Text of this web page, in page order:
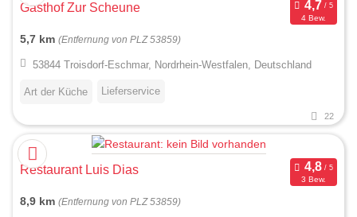
Gasthof Zur Scheune
4 Bew.
5,7 km (Entfernung von PLZ 53859)
53844 Troisdorf-Eschmar, Nordrhein-Westfalen, Deutschland
Art der Küche Lieferservice
22
Restaurant Luis Dias
3 Bew.
8,9 km (Entfernung von PLZ 53859)